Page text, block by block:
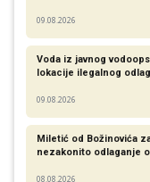
09.08.2026
Voda iz javnog
lokacije ilegalnog
09.08.2026
Miletić od Božinovića
nezakonito odlaganje
08.08.2026